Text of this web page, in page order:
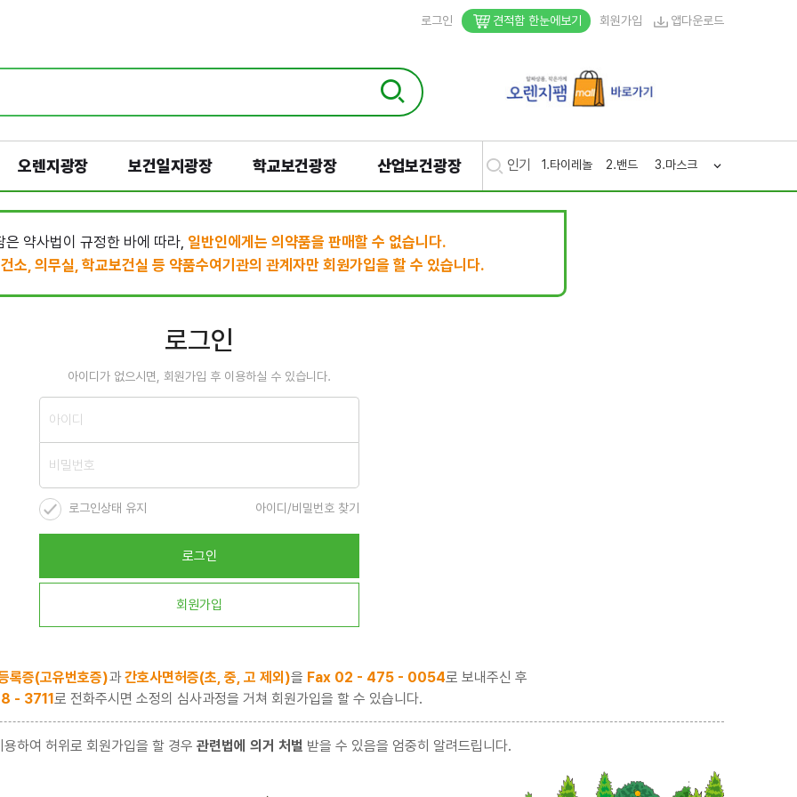
로그인 견적함 한눈에보기 회원가입 앱다운로드
오렌지광장 보건일지광장 학교보건광장 산업보건광장 인기 1.타이레놀 2.밴드 3.마스크 4.
은 약사법이 규정한 바에 따라, 일반인에게는 의약품을 판매할 수 없습니다.
소, 의무실, 학교보건실 등 약품수여기관의 관계자만 회원가입을 할 수 있습니다.
로그인
아이디가 없으시면, 회원가입 후 이용하실 수 있습니다.
로그인상태 유지 아이디/비밀번호 찾기
로그인
회원가입
록증(고유번호증)과간호사면허증(초, 중, 고 제외)을 Fax 02 - 475 - 0054로 보내주신 후
- 3711로 전화주시면 소정의 심사과정을 거쳐 회원가입을 할 수 있습니다.
하여 허위로 회원가입을 할 경우 관련법에 의거 처벌 받을 수 있음을 엄중히 알려드립니다.